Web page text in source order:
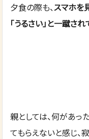
夕食の際も、スマホを
「うるさい」と一蹴され
親としては、何があっ
てもらえないと感じ、